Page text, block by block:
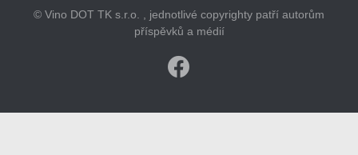
© Vino DOT TK s.r.o. , jednotlivé copyrighty patří autorům
příspěvků a médií